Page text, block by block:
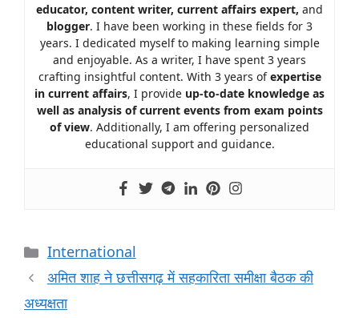
educator, content writer, current affairs expert, and
blogger. I have been working in these fields for 3
years. I dedicated myself to making learning simple
and enjoyable. As a writer, I have spent 3 years
crafting insightful content. With 3 years ofexpertise
in current affairs, I provide up-to-date knowledge as
well as analysis of current events from exam points
of view. Additionally, I am offering personalized
educational support and guidance.
International
अमित शाह ने छत्तीसगढ़ में सहकारिता समीक्षा बैठक की
अध्यक्षता